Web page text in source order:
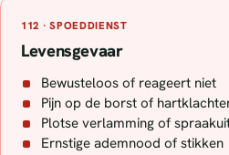
112 · SPOEDDIENST
Levensgevaar
Bewusteloos of reageert niet
Pijn op de borst of
Plotse verlamming of
Ernstige ademnood of stikken